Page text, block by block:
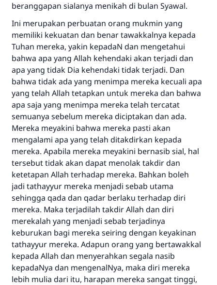
beranggapan sialanya menikah di bulan Syawal.
Ini merupakan perbuatan orang mukmin yang
memiliki kekuatan dan benar tawakkalnya kepada
Tuhan mereka, yakin kepadaN dan mengetahui
bahwa apa yang Allah kehendaki akan terjadi dan
apa yang tidak Dia kehendaki tidak terjadi. Dan
bahwa tidak ada yang menimpa mereka kecuali apa
yang telah Allah tetapkan untuk mereka dan bahwa
apa saja yang menimpa mereka telah tercatat
semuanya sebelum mereka diciptakan dan ada.
Mereka meyakini bahwa mereka pasti akan
mengalami apa yang telah ditakdirkan kepada
mereka. Apabila mereka meyakini bernasib sial, hal
tersebut tidak akan dapat menolak takdir dan
ketetapan Allah terhadap mereka. Bahkan boleh
jadi tathayyur mereka menjadi sebab utama
sehingga qada dan qadar berlaku terhadap diri
mereka. Maka terjadilah takdir Allah dan diri
merekalah yang menjadi sebab terjadinya
keburukan bagi mereka seiring dengan keyakinan
tathayyur mereka. Adapun orang yang bertawakkal
kepada Allah dan menyerahkan segala nasib
kepadaNya dan mengenalNya, maka diri mereka
lebih mulia dari itu, harapan mereka sangat tinggi,